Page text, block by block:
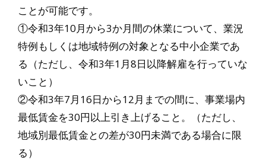
ことが可能です。
①令和3年10月から3か月間の休業について、業況
特例もしくは地域特例の対象となる中小企業であ
る（ただし、令和3年1月8日以降解雇を行っていな
いこと）
②令和3年7月16日から12月までの間に、事業場内
最低賃金を30円以上引き上げること。（ただし、
地域別最低賃金との差が30円未満である場合に限
る）